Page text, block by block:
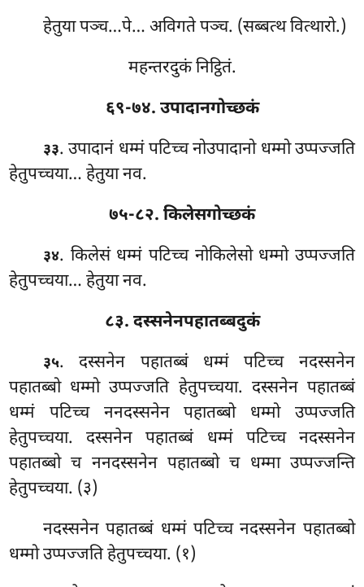
हेतुया पञ्च…पे… अविगते पञ्च. (सब्बत्थ वित्थारो.)
महन्तरदुकं निट्ठितं.
६९-७४. उपादानगोच्छकं
३३. उपादानं धम्मं पटिच्च नोउपादानो धम्मो उप्पज्जति
हेतुपच्चया… हेतुया नव.
७५-८२. किलेसगोच्छकं
३४. किलेसं धम्मं पटिच्च नोकिलेसो धम्मो उप्पज्जति
हेतुपच्चया… हेतुया नव.
८३. दस्सनेनपहातब्बदुकं
३५. दस्सनेन पहातब्बं धम्मं पटिच्च नदस्सनेन
पहातब्बो धम्मो उप्पज्जति हेतुपच्चया. दस्सनेन पहातब्बं
धम्मं पटिच्च ननदस्सनेन पहातब्बो धम्मो उप्पज्जति
हेतुपच्चया. दस्सनेन पहातब्बं धम्मं पटिच्च नदस्सनेन
पहातब्बो च ननदस्सनेन पहातब्बो च धम्मा उप्पज्जन्ति
हेतुपच्चया. (३)
नदस्सनेन पहातब्बं धम्मं पटिच्च नदस्सनेन पहातब्बो
धम्मो उप्पज्जति हेतुपच्चया. (१)